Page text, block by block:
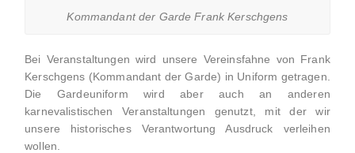
Kommandant der Garde Frank Kerschgens
Bei Veranstaltungen wird unsere Vereinsfahne von Frank
Kerschgens (Kommandant der Garde) in Uniform getragen.
Die Gardeuniform wird aber auch an anderen
karnevalistischen Veranstaltungen genutzt, mit der wir
unsere historisches Verantwortung Ausdruck verleihen
wollen.